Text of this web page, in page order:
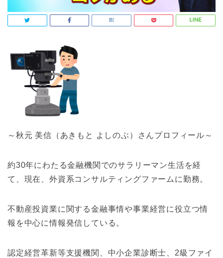
～秋元 美信（あきもと よしのぶ）さんプロフィール～
約30年にわたる金融機関でのサラリーマン生活を経
て、現在、外資系コンサルティングファームに勤務。
不動産投資業に関する金融事情や事業経営に役立つ情
報を中心に情報発信している。
認定経営革新等支援機関、中小企業診断士、2級ファイ